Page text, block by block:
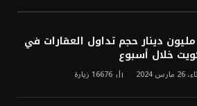
63 مليون دينار حجم تداول العقارات في
خلال أسبوع
2024
16676 زيارة